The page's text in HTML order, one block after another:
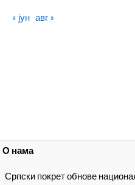
« јун авг »
О нама
Српски покрет обнове